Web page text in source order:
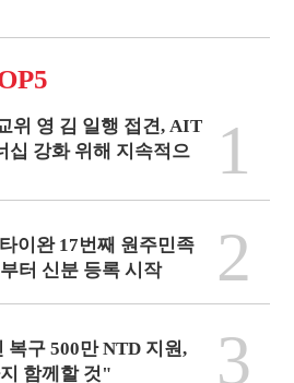
위 영 김 일행 접견, AIT
십 강화 위해 지속적으
1
이완 17번째 원주민족
터 신분 등록 시작
2
복구 500만 NTD 지원,
함께할 것"
3